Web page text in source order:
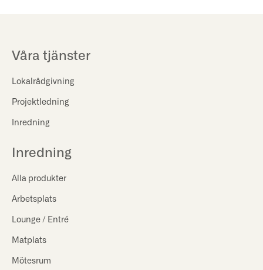
Våra tjänster
Lokalrådgivning
Projektledning
Inredning
Inredning
Alla produkter
Arbetsplats
Lounge / Entré
Matplats
Mötesrum